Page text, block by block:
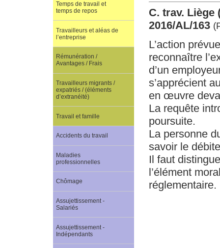
C. trav. Liège
2016/AL/163
L’action
reconnaître
d’un
s’apprécient
en œuvre
La requête
poursuite.
La personne
savoir le
Il faut
l’élément
réglementaire.
Temps de travail et
temps de repos
Travailleurs et aléas de
l’entreprise
Rémunération /
Avantages / Frais
Travailleurs migrants /
expatriés / (éléments
d’extranéité)
Travail et famille
Accidents du travail
Maladies
professionnelles
Chômage
Assujettissement -
Salariés
Assujettissement -
Indépendants